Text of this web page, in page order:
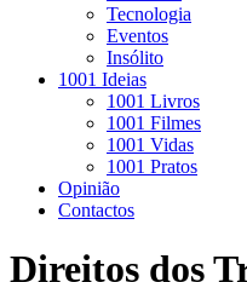
Tecnologia
Eventos
Insólito
1001 Ideias
1001 Livros
1001 Filmes
1001 Vidas
1001 Pratos
Opinião
Contactos
Direitos dos